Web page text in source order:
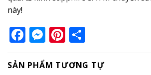
này!
Facebook
Messenger
Pinterest
SẢN PHẨM TƯƠNG TỰ